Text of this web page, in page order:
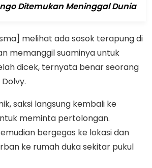
Ditemukan Meninggal Dunia
melihat ada sosok terapung di
memanggil suaminya untuk
dicek, ternyata benar seorang
saksi langsung kembali ke
meminta pertolongan.
bergegas ke lokasi dan
ke rumah duka sekitar pukul